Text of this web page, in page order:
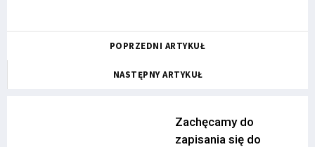
POPRZEDNI ARTYKUŁ
NASTĘPNY ARTYKUŁ
Zachęcamy do
zapisania się do